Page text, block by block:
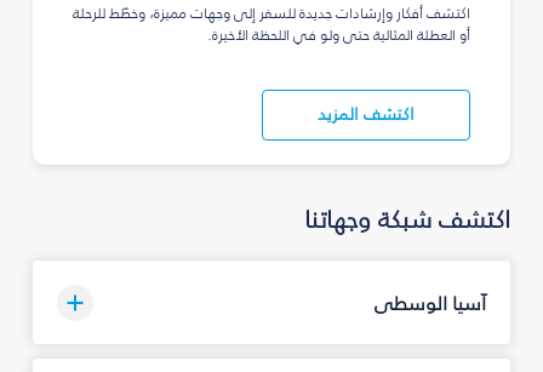
اكتشف أفكار وإرشادات جديدة للسفر إلى وجهات مميزة، وخطّط للرحلة
أو العطلة المثالية حتى ولو في اللحظة الأخيرة.
اكتشف المزيد
اكتشف شبكة وجهاتنا
آسيا الوسطى